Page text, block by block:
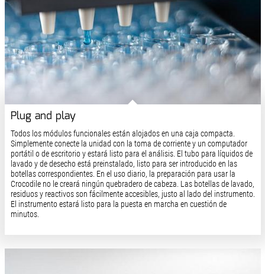
Plug and play
Todos los módulos funcionales están alojados en una caja compacta.
Simplemente conecte la unidad con la toma de corriente y un computador
portátil o de escritorio y estará listo para el análisis. El tubo para líquidos de
lavado y de desecho está preinstalado, listo para ser introducido en las
botellas correspondientes. En el uso diario, la preparación para usar la
Crocodile no le creará ningún quebradero de cabeza. Las botellas de lavado,
residuos y reactivos son fácilmente accesibles, justo al lado del instrumento.
El instrumento estará listo para la puesta en marcha en cuestión de
minutos.